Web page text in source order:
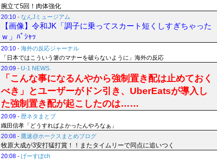
腕立て5回！肉体強化
20:10 - なんJミュージアム
【画像】令和JK「調子に乗ってスカート短くしすぎちゃった
ｗ」ﾊﾟｼｬｯ
20:10 - 海外の反応ジャーナル
「日本ではこういう箸のマナーを破らないように」海外の反応
20:09 - U-1 NEWS.
「こんな事になるんやから強制置き配は止めておく
べき」とユーザーがドン引き、UberEatsが導入し
た強制置き配が起こしたのは……
20:09 - 歴ネタまとブ
織田信孝「どうすればよかったんやろなぁ」
20:08 - 鷹速@ホークスまとめブログ
牧原大成が3安打猛打賞！！またタイムリーで同点に追いつく
20:08 - げーすぽch